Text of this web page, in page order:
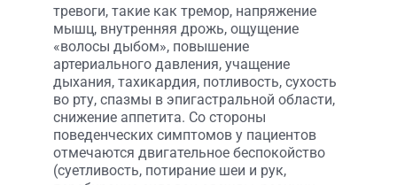
тревоги, такие как тремор, напряжение
мышц, внутренняя дрожь, ощущение
«волосы дыбом», повышение
артериального давления, учащение
дыхания, тахикардия, потливость, сухость
во рту, спазмы в эпигастральной области,
снижение аппетита. Со стороны
поведенческих симптомов у пациентов
отмечаются двигательное беспокойство
(суетливость, потирание шеи и рук,